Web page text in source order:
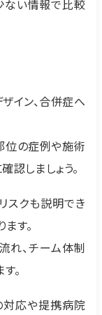
ない情報で比較
イン、合併症へ
位の症例や施術
しましょう。
スクも説明でき
す。
れ、チーム体制
。
対応や提携病院